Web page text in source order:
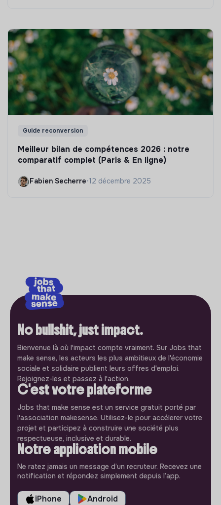
Guide reconversion
Meilleur bilan de compétences 2026 : notre
comparatif complet (Paris & En ligne)
Fabien Secherre•12 décembre 2025
No bullshit, just impact.
Bienvenue là où l'impact compte vraiment. Sur Jobs that
make sense, les acteurs les plus ambitieux de l'économie
sociale et solidaire publient leurs offres d'emploi.
Rejoignez-les et passez à l'action.
C'est votre plateforme
Jobs that make sense est un service gratuit porté par
l'association makesense. Utilisez-le pour accélerer votre
projet et participez à construire une société plus
respectueuse, inclusive et durable.
Notre application mobile
Ne ratez jamais un message d’un recruteur. Recevez une
notification et répondez simplement depuis l’app.
iPhone Android